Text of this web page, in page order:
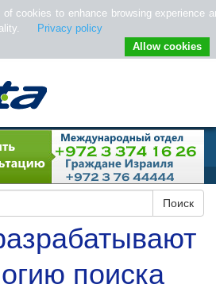
поиска
cookies to enhance browsing experience
Privacy policy
Allow cookies